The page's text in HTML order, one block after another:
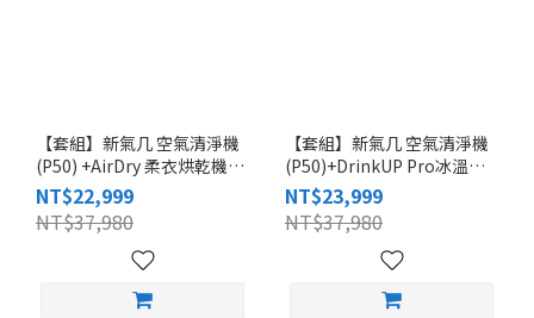
【套組】新氣几 空氣清淨機
(P50) +AirDry 柔衣烘乾機
(DRX01)
NT$22,999
NT$37,980
【套組】新氣几 空氣清淨機
(P50)+DrinkUP Pro冰溫瞬
熱RO淨水器(D01V)
NT$23,999
NT$37,980